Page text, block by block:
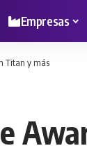
Empresas
Titan y más